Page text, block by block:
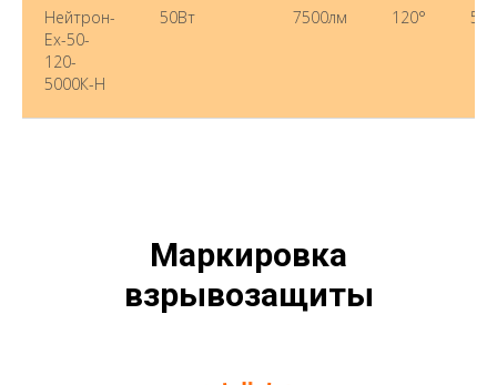
Нейтрон-
Ex-50-
120-
5000К-Н
50Вт 7500лм 120°
Маркировка
взрывозащиты